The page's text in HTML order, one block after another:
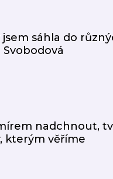
sáhla do
nadchnout,
kterým věříme